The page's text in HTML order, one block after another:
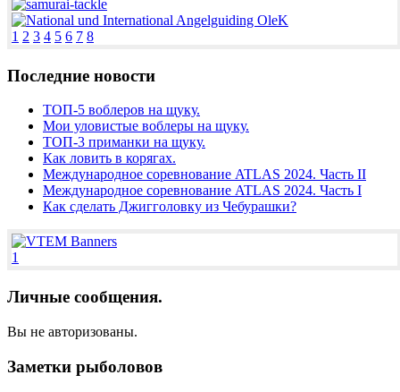
1 2 3 4 5 6 7 8
Последние новости
ТОП-5 воблеров на щуку.
Мои уловистые воблеры на щуку.
ТОП-3 приманки на щуку.
Как ловить в корягах.
Международное соревнование ATLAS 2024. Часть II
Международное соревнование ATLAS 2024. Часть I
Как сделать Джигголовку из Чебурашки?
1
Личные сообщения.
Вы не авторизованы.
Заметки рыболовов